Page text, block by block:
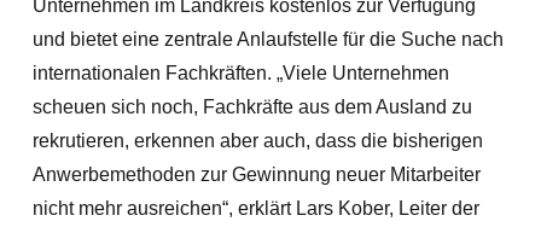
Unternehmen im Landkreis kostenlos zur Verfügung
und bietet eine zentrale Anlaufstelle für die Suche nach
internationalen Fachkräften. „Viele Unternehmen
scheuen sich noch, Fachkräfte aus dem Ausland zu
rekrutieren, erkennen aber auch, dass die bisherigen
Anwerbemethoden zur Gewinnung neuer Mitarbeiter
nicht mehr ausreichen“, erklärt Lars Kober, Leiter der